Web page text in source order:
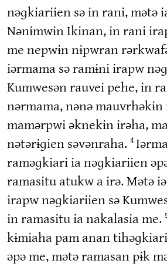
nəɡkiariien sə in rani, mətə
Nənɨmwɨn Ikinan, in rani
me nepwɨn nɨpwran
iərmama sə ramɨni irapw
Kumwesən rauvei pehe, in
nərmama, nənə
mamərpwi əknekɨn irəha,
nətərɨɡien səvənraha. 4
raməɡkiari ia nəɡkiariien
ramasitu atukw a irə. Mətə
irapw nəɡkiariien sə
in ramasitu ia nakalasia me.
kɨmiaha pam anan
əpə me, mətə ramasan pɨk